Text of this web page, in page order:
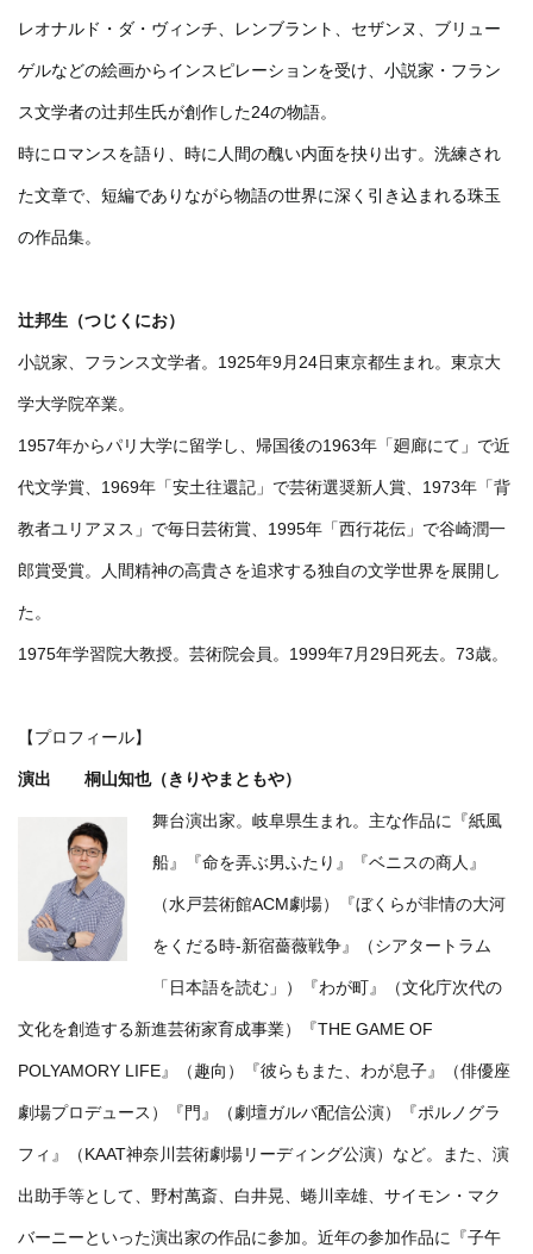
レオナルド・ダ・ヴィンチ、レンブラント、セザンヌ、ブリュー
ゲルなどの絵画からインスピレーションを受け、小説家・フラン
ス文学者の辻邦生氏が創作した24の物語。
時にロマンスを語り、時に人間の醜い内面を抉り出す。洗練され
た文章で、短編でありながら物語の世界に深く引き込まれる珠玉
の作品集。
辻邦生（つじくにお）
小説家、フランス文学者。1925年9月24日東京都生まれ。東京大
学大学院卒業。
1957年からパリ大学に留学し、帰国後の1963年「廻廊にて」で近
代文学賞、1969年「安土往還記」で芸術選奨新人賞、1973年「背
教者ユリアヌス」で毎日芸術賞、1995年「西行花伝」で谷崎潤一
郎賞受賞。人間精神の高貴さを追求する独自の文学世界を展開し
た。
1975年学習院大教授。芸術院会員。1999年7月29日死去。73歳。
【プロフィール】
演出 桐山知也（きりやまともや）
舞台演出家。岐阜県生まれ。主な作品に『紙風
船』『命を弄ぶ男ふたり』『ベニスの商人』
（水戸芸術館ACM劇場）『ぼくらが非情の大河
をくだる時-新宿薔薇戦争』（シアタートラム
「日本語を読む」）『わが町』（文化庁次代の
文化を創造する新進芸術家育成事業）『THE GAME OF
POLYAMORY LIFE』（趣向）『彼らもまた、わが息子』（俳優座
劇場プロデュース）『門』（劇壇ガルバ配信公演）『ポルノグラ
フィ』（KAAT神奈川芸術劇場リーディング公演）など。また、演
出助手等として、野村萬斎、白井晃、蜷川幸雄、サイモン・マク
バーニーといった演出家の作品に参加。近年の参加作品に『子午